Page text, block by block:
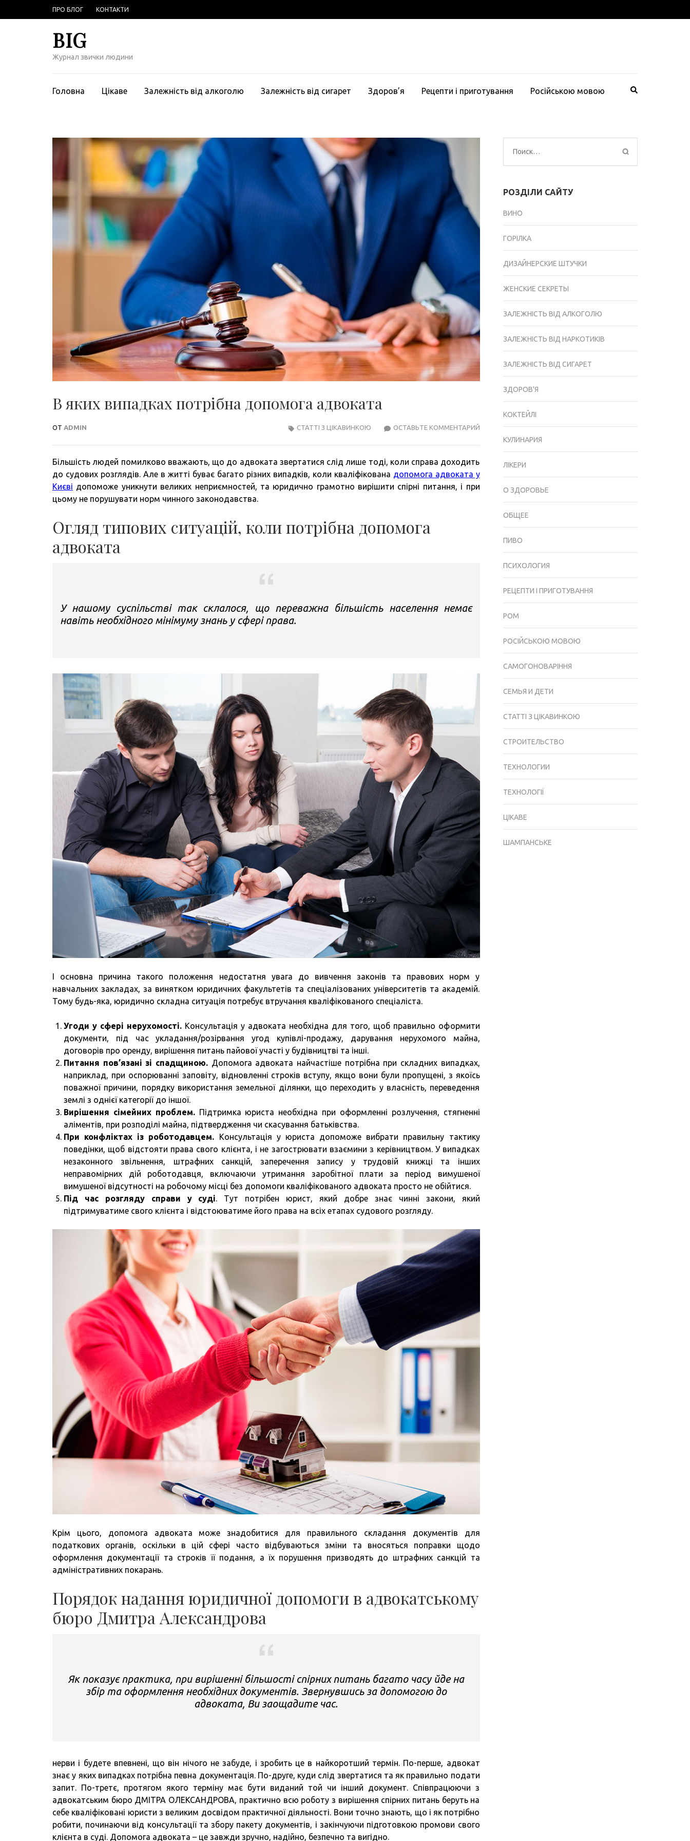
к
содержимому
ПРО БЛОГ КОНТАКТИ
BIG
Журнал звички людини
Головна Цікаве Залежність від алкоголю Залежність від сигарет Здоров’я Рецепти і приготування Російською мовою
В яких випадках потрібна допомога адвоката
ОТ ADMIN ОСТАВЬТЕ КОММЕНТАРИЙ
ВИПАДКАХ
ПОТРІБНА
ДОПОМОГА
АДВОКАТА
СТАТТІ З ЦІКАВИНКОЮ
Більшість людей помилково вважають, що до адвоката звертатися слід лише тоді, коли справа доходить
до судових розглядів. Але в житті буває багато різних випадків, коли кваліфікована допомога адвоката у
Києві допоможе уникнути великих неприємностей, та юридично грамотно вирішити спірні питання, і при
цьому не порушувати норм чинного законодавства.
Огляд типових ситуацій, коли потрібна допомога
адвоката
У нашому суспільстві так склалося, що переважна більшість населення немає
навіть необхідного мінімуму знань у сфері права.
І основна причина такого положення недостатня увага до вивчення законів та правових норм у
навчальних закладах, за винятком юридичних факультетів та спеціалізованих університетів та академій.
Тому будь-яка, юридично складна ситуація потребує втручання кваліфікованого спеціаліста.
Угоди у сфері нерухомості. Консультація у адвоката необхідна для того, щоб правильно оформити
документи, під час укладання/розірвання угод купівлі-продажу, дарування нерухомого майна,
договорів про оренду, вирішення питань пайової участі у будівництві та інші.
Питання пов’язані зі спадщиною.Допомога адвоката найчастіше потрібна при складних випадках,
наприклад, при оспорюванні заповіту, відновленні строків вступу, якщо вони були пропущені, з якоїсь
поважної причини, порядку використання земельної ділянки, що переходить у власність, переведення
землі з однієї категорії до іншої.
Вирішення сімейних проблем.Підтримка юриста необхідна при оформленні розлучення, стягненні
аліментів, при розподілі майна, підтвердження чи скасування батьківства.
При конфліктах із роботодавцем. Консультація у юриста допоможе вибрати правильну тактику
поведінки, щоб відстояти права свого клієнта, і не загострювати взаємини з керівництвом. У випадках
незаконного звільнення, штрафних санкцій, заперечення запису у трудовій книжці та інших
неправомірних дій роботодавця, включаючи утримання заробітної плати за період вимушеної
вимушеної відсутності на робочому місці без допомоги кваліфікованого адвоката просто не обійтися.
Під час розгляду справи у суді. Тут потрібен юрист, який добре знає чинні закони, який
підтримуватиме свого клієнта і відстоюватиме його права на всіх етапах судового розгляду.
Крім цього, допомога адвоката може знадобитися для правильного складання документів для
податкових органів, оскільки в цій сфері часто відбуваються зміни та вносяться поправки щодо
оформлення документації та строків її подання, а їх порушення призводять до штрафних санкцій та
адміністративних покарань.
Порядок надання юридичної допомоги в адвокатському
бюро Дмитра Александрова
Як показує практика, при вирішенні більшості спірних питань багато часу йде на
збір та оформлення необхідних документів. Звернувшись за допомогою до
адвоката, Ви заощадите час.
нерви і будете впевнені, що він нічого не забуде, і зробить це в найкоротший термін. По-перше, адвокат
знає у яких випадках потрібна певна документація. По-друге, куди слід звертатися та як правильно подати
запит. По-третє, протягом якого терміну має бути виданий той чи інший документ. Співпрацюючи з
адвокатським бюро ДМІТРА ОЛЕКСАНДРОВА, практично всю роботу з вирішення спірних питань беруть на
себе кваліфіковані юристи з великим досвідом практичної діяльності. Вони точно знають, що і як потрібно
робити, починаючи від консультації та збору пакету документів, і закінчуючи підготовкою промови свого
клієнта в суді. Допомога адвоката – це завжди зручно, надійно, безпечно та вигідно.
Найти:
РОЗДІЛИ САЙТУ
ВИНО
ГОРІЛКА
ДИЗАЙНЕРСКИЕ ШТУЧКИ
ЖЕНСКИЕ СЕКРЕТЫ
ЗАЛЕЖНІСТЬ ВІД АЛКОГОЛЮ
ЗАЛЕЖНІСТЬ ВІД НАРКОТИКІВ
ЗАЛЕЖНІСТЬ ВІД СИГАРЕТ
ЗДОРОВ'Я
КОКТЕЙЛІ
КУЛИНАРИЯ
ЛІКЕРИ
О ЗДОРОВЬЕ
ОБЩЕЕ
ПИВО
ПСИХОЛОГИЯ
РЕЦЕПТИ І ПРИГОТУВАННЯ
РОМ
РОСІЙСЬКОЮ МОВОЮ
САМОГОНОВАРІННЯ
СЕМЬЯ И ДЕТИ
СТАТТІ З ЦІКАВИНКОЮ
СТРОИТЕЛЬСТВО
ТЕХНОЛОГИИ
ТЕХНОЛОГІЇ
ЦІКАВЕ
ШАМПАНСЬКЕ